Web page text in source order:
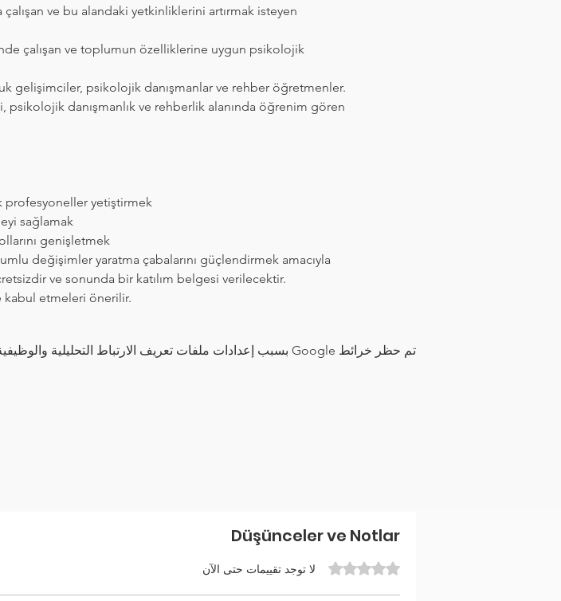
ve bu alandaki yetkinliklerini artırmak isteyen
çalışan ve toplumun özelliklerine uygun psikolojik
gelişimciler, psikolojik danışmanlar ve rehber öğretmenler.
danışmanlık ve rehberlik alanında öğrenim gören
profesyoneller yetiştirmek
sağlamak
genişletmek
değişimler yaratma çabalarını güçlendirmek amacıyla
ve sonunda bir katılım belgesi verilecektir.
kabul etmeleri önerilir.
تم حظر خرائط Google بسبب إعدادات ملفات تعريف الارتباط التحليلية والوظيفية لديك.
Düşünceler ve Notlar
تم التقييم بـ 0 من أصل 5 نجوم. لا توجد تقييمات حتى الآن